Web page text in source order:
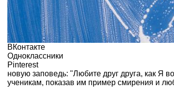
ВКонтакте
Одноклассники
Pinterest
новую заповедь: "Любите друг друга, как Я
ученикам, показав им пример смирения и